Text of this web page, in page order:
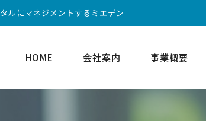
ルにマネジメントするミエデン
HOME 会社案内 事業概要